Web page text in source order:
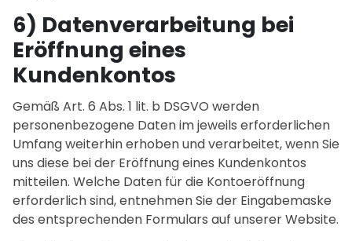
6) Datenverarbeitung bei
Eröffnung eines
Kundenkontos
Gemäß Art. 6 Abs. 1 lit. b DSGVO werden
personenbezogene Daten im jeweils erforderlichen
Umfang weiterhin erhoben und verarbeitet, wenn Sie
uns diese bei der Eröffnung eines Kundenkontos
mitteilen. Welche Daten für die Kontoeröffnung
erforderlich sind, entnehmen Sie der Eingabemaske
des entsprechenden Formulars auf unserer Website.